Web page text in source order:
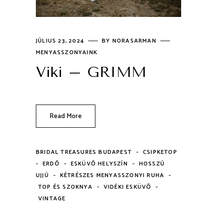
JÚLIUS 23, 2024 BY NORASARMAN
MENYASSZONYAINK
Viki – GRIMM
Read More
BRIDAL TREASURES BUDAPEST - CSIPKETOP
- ERDŐ - ESKÜVŐ HELYSZÍN - HOSSZÚ
UJJÚ - KÉTRÉSZES MENYASSZONYI RUHA -
TOP ÉS SZOKNYA - VIDÉKI ESKÜVŐ -
VINTAGE